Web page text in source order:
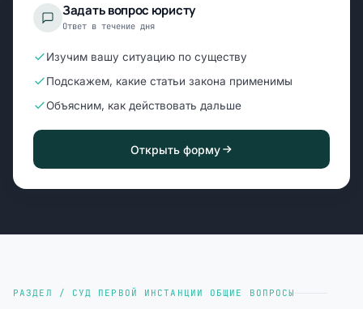
Задать вопрос юристу
Ответ в течение дня
Изучим вашу ситуацию по существу
Подскажем, какие статьи закона применимы
Объясним, как действовать дальше
Открыть форму
РАЗДЕЛ / СУД ПЕРВОЙ ИНСТАНЦИИ ОБЩИЕ ВОПРОСЫ